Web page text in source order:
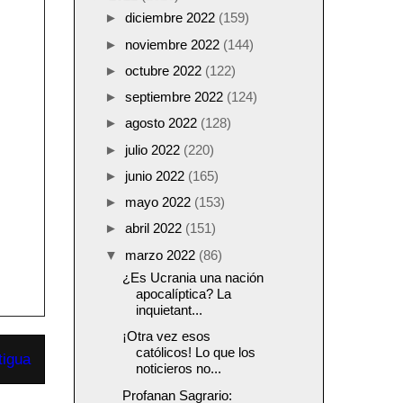
► diciembre 2022 (159)
► noviembre 2022 (144)
► octubre 2022 (122)
► septiembre 2022 (124)
► agosto 2022 (128)
► julio 2022 (220)
► junio 2022 (165)
► mayo 2022 (153)
► abril 2022 (151)
▼ marzo 2022 (86)
¿Es Ucrania una nación
apocalíptica? La
inquietant...
¡Otra vez esos
católicos! Lo que los
noticieros no...
Profanan Sagrario: